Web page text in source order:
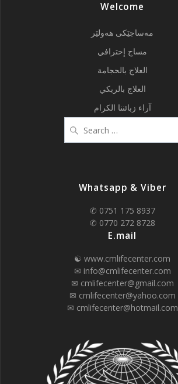
Welcome
مەساجێکی هەولێر
مساج إحترافي
العلاج بالحجامة
العلاج بالريكي
آراء زبائننا الكرام
for:
Whatsapp & Viber
✆ 0751 175 8937
✆ 0770 272 8728
E.mail
☯ www.cmlifecenter.com
✉ info@cmlifecenter.com
✉ cmlifecenter@gmail.com
✉ cmlifecenter@yahoo.com
✉ cmlifecenter@hotmail.com